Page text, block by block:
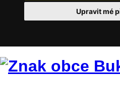
Upravit mé